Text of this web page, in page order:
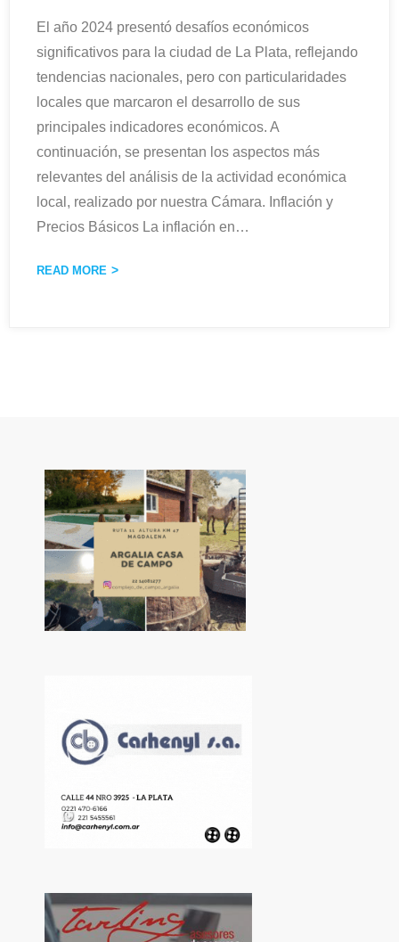
El año 2024 presentó desafíos económicos
significativos para la ciudad de La Plata, reflejando
tendencias nacionales, pero con particularidades
locales que marcaron el desarrollo de sus
principales indicadores económicos. A
continuación, se presentan los aspectos más
relevantes del análisis de la actividad económica
local, realizado por nuestra Cámara. Inflación y
Precios Básicos La inflación en…
READ MORE